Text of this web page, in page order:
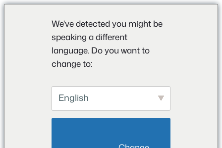
We've detected you might be
speaking a different
language. Do you want to
change to:
English